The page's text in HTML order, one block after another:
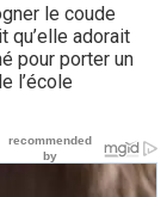
le coude
qu’elle adorait
pour porter un
l’école